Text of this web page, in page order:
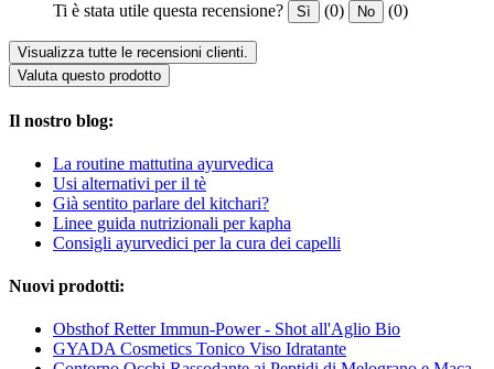
Ti è stata utile questa recensione? Sì (0) No (0)
Visualizza tutte le recensioni clienti.
Valuta questo prodotto
Il nostro blog:
La routine mattutina ayurvedica
Usi alternativi per il tè
Già sentito parlare del kitchari?
Linee guida nutrizionali per kapha
Consigli ayurvedici per la cura dei capelli
Nuovi prodotti:
Obsthof Retter Immun-Power - Shot all'Aglio Bio
GYADA Cosmetics Tonico Viso Idratante